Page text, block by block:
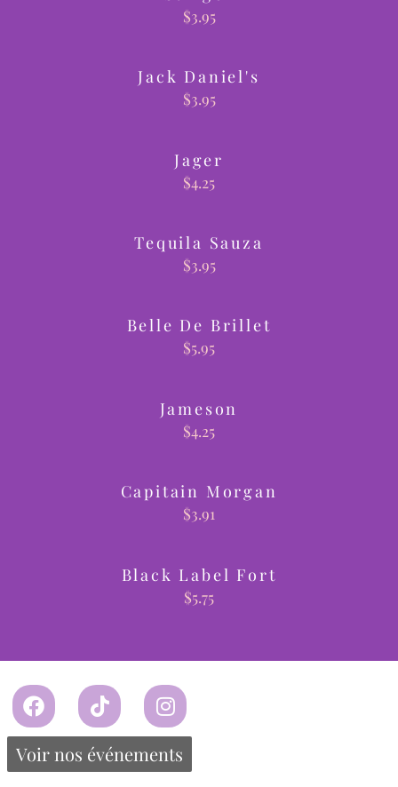
$3.95
Jack Daniel's
$3.95
Jager
$4.25
Tequila Sauza
$3.95
Belle De Brillet
$5.95
Jameson
$4.25
Capitain Morgan
$3.91
Black Label Fort
$5.75
Voir nos événements